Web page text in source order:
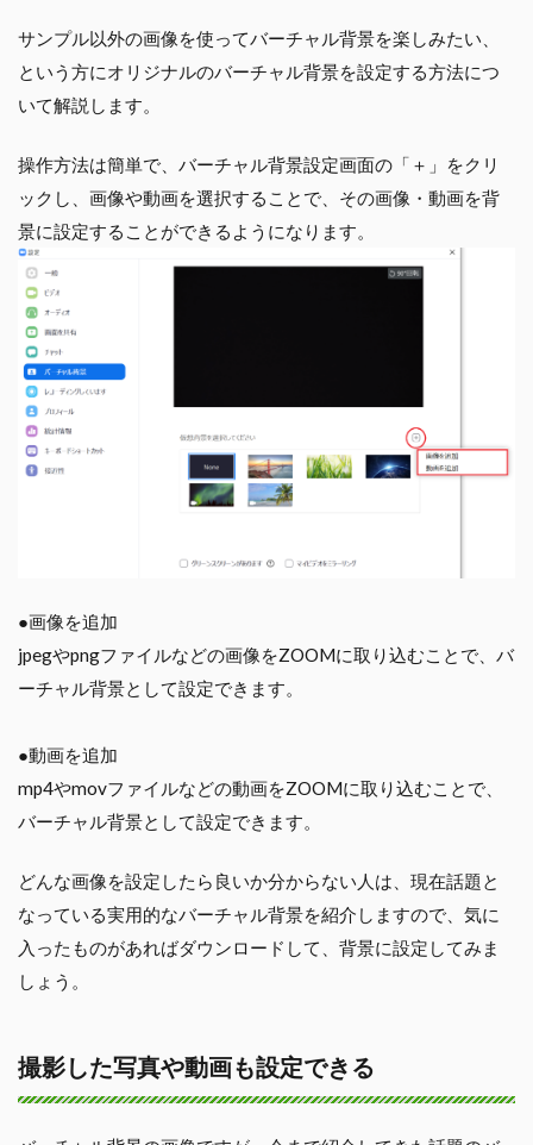
サンプル以外の画像を使ってバーチャル背景を楽しみたい、
という方にオリジナルのバーチャル背景を設定する方法につ
いて解説します。
操作方法は簡単で、バーチャル背景設定画面の「＋」をクリ
ックし、画像や動画を選択することで、その画像・動画を背
景に設定することができるようになります。
●画像を追加
jpegやpngファイルなどの画像をZOOMに取り込むことで、バ
ーチャル背景として設定できます。
●動画を追加
mp4やmovファイルなどの動画をZOOMに取り込むことで、
バーチャル背景として設定できます。
どんな画像を設定したら良いか分からない人は、現在話題と
なっている実用的なバーチャル背景を紹介しますので、気に
入ったものがあればダウンロードして、背景に設定してみま
しょう。
撮影した写真や動画も設定できる